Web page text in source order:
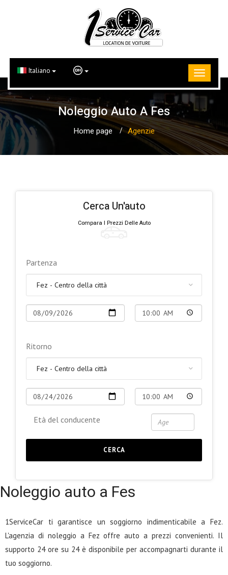
Italiano
Noleggio Auto A Fes
Home page Agenzie
Cerca Un'auto
Compara I Prezzi Delle Auto
Partenza
Ritorno
Età del conducente
CERCA
Noleggio auto a Fes
1ServiceCar ti garantisce un soggiorno indimenticabile a Fez.
L'agenzia di noleggio a Fez offre auto a prezzi convenienti. Il
supporto 24 ore su 24 è disponibile per accompagnarti durante il
tuo soggiorno.